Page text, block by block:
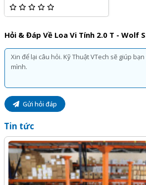
Hỏi & Đáp Về Loa Vi Tính 2.0 T - Wolf
Gửi hỏi đáp
Tin tức